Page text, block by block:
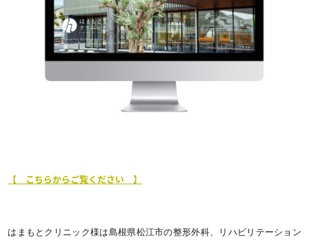
【 こちらからご覧ください 】
はまもとクリニック様は島根県松江市の整形外科、リハビリテーション